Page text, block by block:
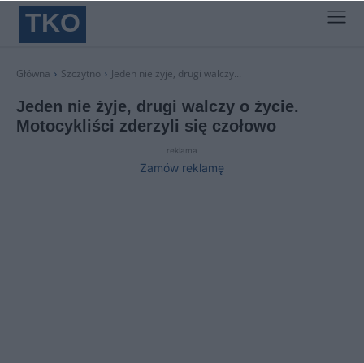
TKO
Główna Szczytno Jeden nie żyje, drugi walczy...
Jeden nie żyje, drugi walczy o życie.
Motocykliści zderzyli się czołowo
reklama
Zamów reklamę